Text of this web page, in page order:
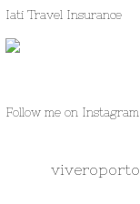
Iati Travel Insurance
Follow me on Instagram
viveroporto